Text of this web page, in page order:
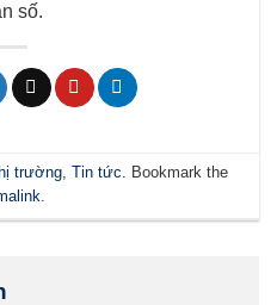
số.
trường, Tin tức . Bookmark the